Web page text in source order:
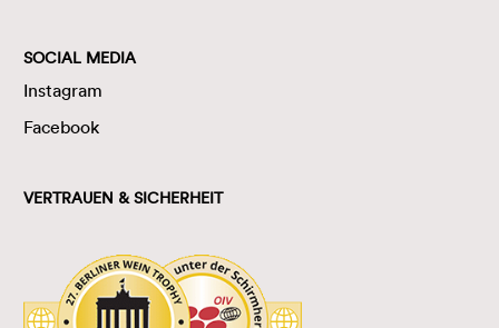
SOCIAL MEDIA
Instagram
Facebook
VERTRAUEN & SICHERHEIT